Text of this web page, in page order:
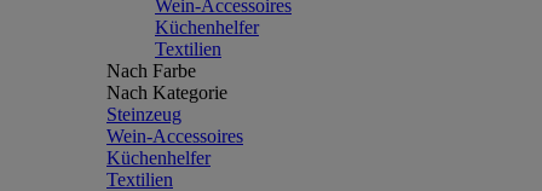
Wein-Accessoires
Küchenhelfer
Textilien
Nach Farbe
Nach Kategorie
Steinzeug
Wein-Accessoires
Küchenhelfer
Textilien